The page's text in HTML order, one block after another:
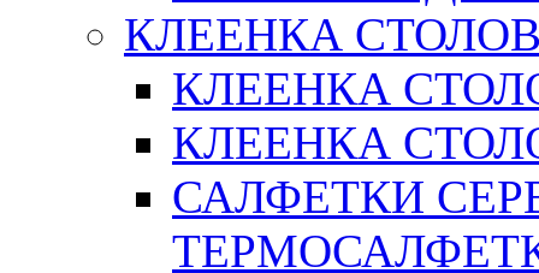
КЛЕЕНКА
КЛЕЕНКА
КЛЕЕНКА
САЛФЕТКИ